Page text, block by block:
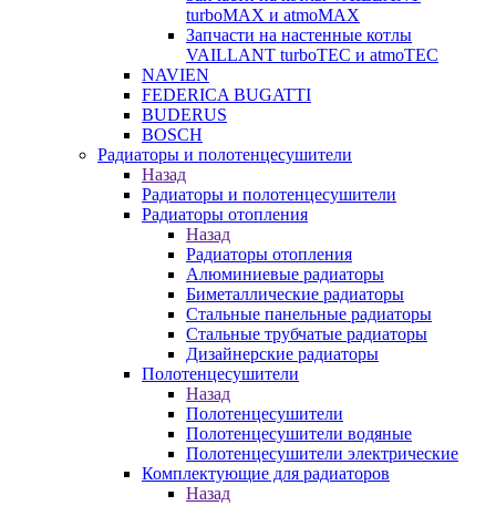
turboMAX и atmoMAX
Запчасти на настенные котлы
VAILLANT turboTEC и atmoTEC
NAVIEN
FEDERICA BUGATTI
BUDERUS
BOSCH
Радиаторы и полотенцесушители
Назад
Радиаторы и полотенцесушители
Радиаторы отопления
Назад
Радиаторы отопления
Алюминиевые радиаторы
Биметаллические радиаторы
Стальные панельные радиаторы
Стальные трубчатые радиаторы
Дизайнерские радиаторы
Полотенцесушители
Назад
Полотенцесушители
Полотенцесушители водяные
Полотенцесушители электрические
Комплектующие для радиаторов
Назад